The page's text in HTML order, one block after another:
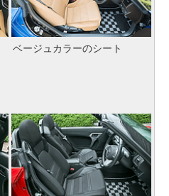
ベージュカラーのシート